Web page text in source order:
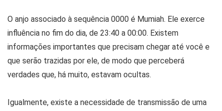
O anjo associado à sequência 0000 é Mumiah. Ele exerce
influência no fim do dia, de 23:40 a 00:00. Existem
informações importantes que precisam chegar até você e
que serão trazidas por ele, de modo que perceberá
verdades que, há muito, estavam ocultas.
Igualmente, existe a necessidade de transmissão de uma